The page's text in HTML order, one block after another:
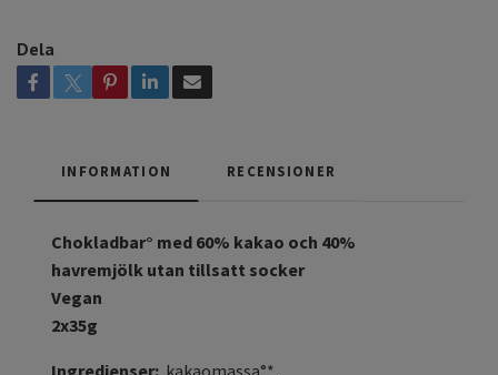
Dela
INFORMATION RECENSIONER
Chokladbar° med 60% kakao och 40%
havremjölk utan tillsatt socker
Vegan
2x35g